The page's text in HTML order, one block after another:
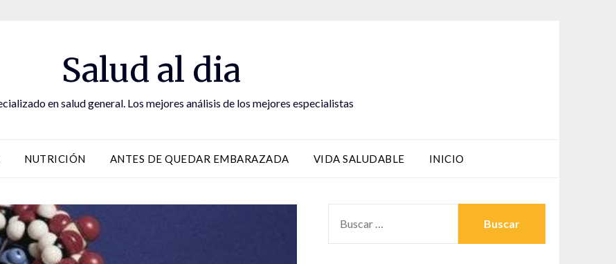
Salud al dia
en salud general. Los mejores análisis de los mejores especialistas
NUTRICIÓN ANTES DE QUEDAR EMBARAZADA VIDA SALUDABLE INICIO